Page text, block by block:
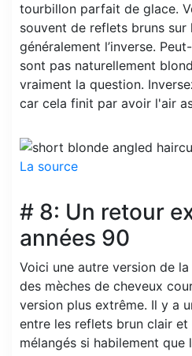
tourbillon parfait de glace.
souvent de reflets bruns sur
généralement l’inverse.
sont pas naturellement
vraiment la question.
car cela finit par avoir l'air
La source
# 8: Un retour
années 90
Voici une autre version de
des mèches de cheveux
version plus extrême. Il y a
entre les reflets brun clair
mélangés si habilement